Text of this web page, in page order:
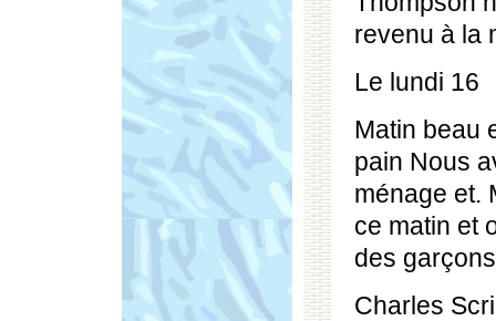
revenu à la
Le lundi 16
Matin beau
pain Nous
ménage et.
ce matin et
des
Charles